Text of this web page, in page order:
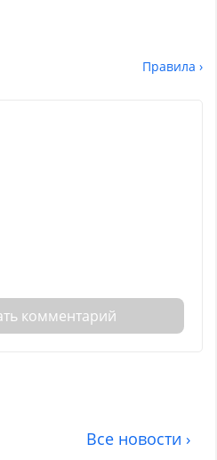
Правила ›
комментарий
Все новости ›